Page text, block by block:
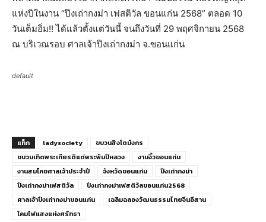
แห่งปีในงาน “ปึงเถ่ากงม่า เฟสติวัล ขอนแก่น 2568” ตลอด 10
วันเต็มอิ่ม!! ได้แล้วตั้งแต่วันนี้ จนถึงวันที่ 29 พฤศจิกายน 2568
ณ บริเวณรอบ ศาลเจ้าปึงเถ่ากงม่า จ.ขอนแก่น
default
แท็ก ladysociety
ขบวนสิงโตมังกร
ขบวนเทิดพระเกียรติแด่พระพันปีหลวง
งานงิ้วขอนแก่น
งานสมโภชศาลเจ้าประจำปี
จังหวัดขอนแก่น
ปึงเถ่ากงม่า
ปึงเถ่ากงม่าเฟสติวัล
ปึงเถ่ากงม่าเฟสติวัลขอนแก่น2568
ศาลเจ้าปึงเถ่ากงม่าขอนแก่น
เฉลิมฉลองวัฒนธรรมไทยจีนอีสาน
โคมไฟแสงแห่งศรัทธา